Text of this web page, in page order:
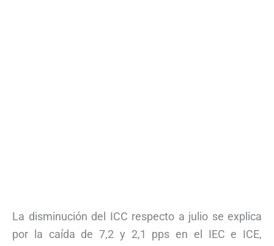
La disminución del ICC respecto a julio se explica
por la caída de 7,2 y 2,1 pps en el IEC e ICE,